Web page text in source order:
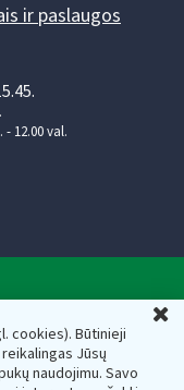
cookies). Būtinieji
Jūsų
naudojimu. Savo
ir paslaugos
12.00 val.